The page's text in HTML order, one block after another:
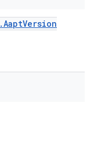
.AaptVersion